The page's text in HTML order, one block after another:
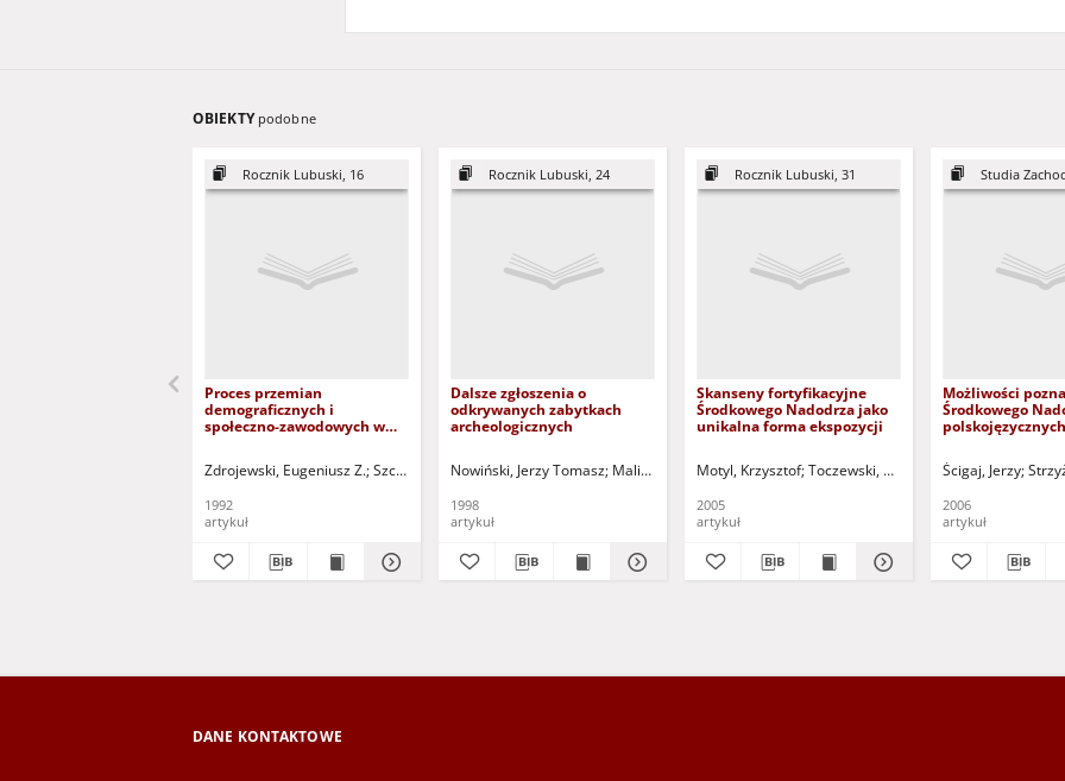
OBIEKTY podobne
Rocznik Lubuski, 16
Proces przemian
demograficznych i
społeczno-zawodowych w
Zdrojewski, Eugeniusz Z. Szczegóła, Hieronim (1931-2024) - red.
1992
artykuł
Rocznik Lubuski, 24
Dalsze zgłoszenia o
odkrywanych zabytkach
archeologicznych
Nowiński, Jerzy Tomasz Malinowski, Tadeusz - red.
1998
artykuł
Rocznik Lubuski, 31
Skanseny fortyfikacyjne
Środkowego Nadodrza jako
unikalna forma ekspozycji
Motyl, Krzysztof Toczewski, Andrzej (1947- ) - red.
2005
artykuł
Studia
Możliwości
Środkowego
Ścigaj, Jerzy
2006
artykuł
DANE KONTAKTOWE